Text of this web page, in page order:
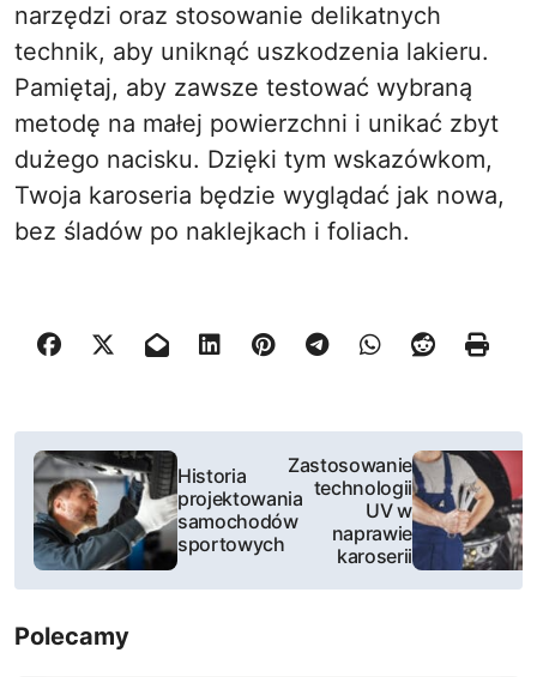
narzędzi oraz stosowanie delikatnych
technik, aby uniknąć uszkodzenia lakieru.
Pamiętaj, aby zawsze testować wybraną
metodę na małej powierzchni i unikać zbyt
dużego nacisku. Dzięki tym wskazówkom,
Twoja karoseria będzie wyglądać jak nowa,
bez śladów po naklejkach i foliach.
N
w
i
g
Historia
projektowania
samochodów
sportowych
Zastosowanie
technologii
UV w
naprawie
karoserii
Polecamy